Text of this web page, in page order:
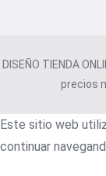
DISEÑO TIENDA
precios
Este sitio web
continuar